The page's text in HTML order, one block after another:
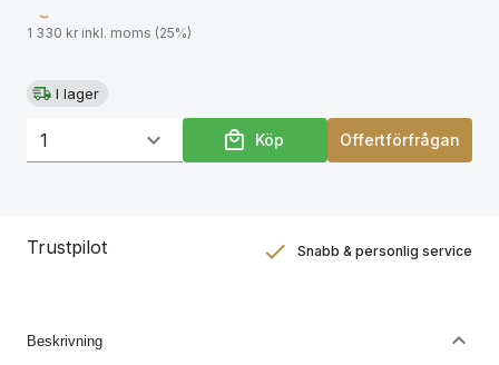
Längd: 1500 mm
1 330 kr inkl. moms (25%)
I lager
Köp Offertförfrågan
Trustpilot Snabb & personlig service
Beskrivning